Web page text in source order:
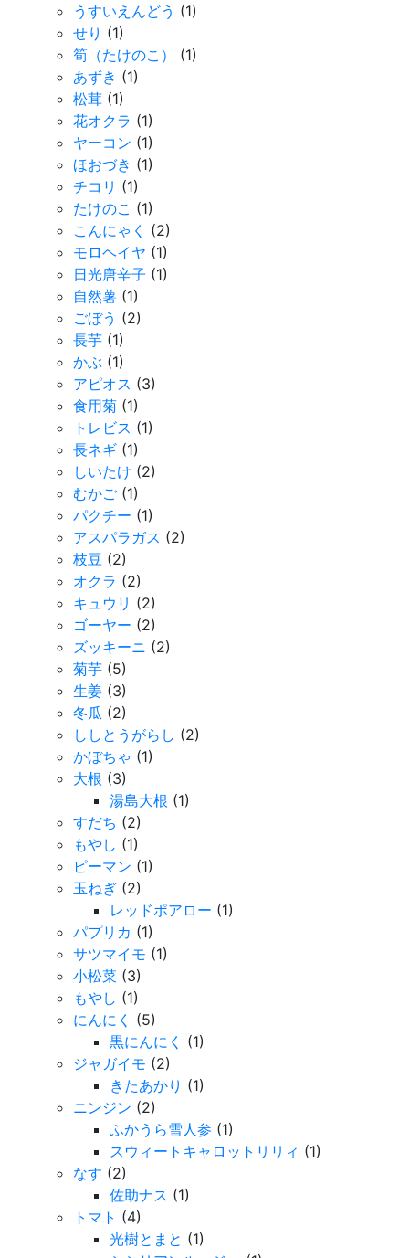
うすいえんどう (1)
せり (1)
筍（たけのこ）
(1)
あずき (1)
松茸 (1)
花オクラ (1)
ヤーコン (1)
ほおづき (1)
チコリ (1)
たけのこ (1)
こんにゃく (2)
モロヘイヤ (1)
日光唐辛子 (1)
自然薯 (1)
ごぼう (2)
長芋 (1)
かぶ (1)
アピオス (3)
食用菊 (1)
トレビス (1)
長ネギ (1)
しいたけ (2)
むかご (1)
パクチー (1)
アスパラガス (2)
枝豆 (2)
オクラ (2)
キュウリ (2)
ゴーヤー (2)
ズッキーニ (2)
菊芋 (5)
生姜 (3)
冬瓜 (2)
ししとうがらし (2)
かぼちゃ (1)
大根 (3)
湯島大根 (1)
すだち (2)
もやし (1)
ピーマン (1)
玉ねぎ (2)
レッドポアロー (1)
パプリカ (1)
サツマイモ (1)
小松菜 (3)
もやし (1)
にんにく (5)
黒にんにく (1)
ジャガイモ (2)
きたあかり (1)
ニンジン (2)
ふかうら雪人参 (1)
スウィートキャロットリリィ (1)
なす (2)
佐助ナス (1)
トマト (4)
光樹とまと (1)